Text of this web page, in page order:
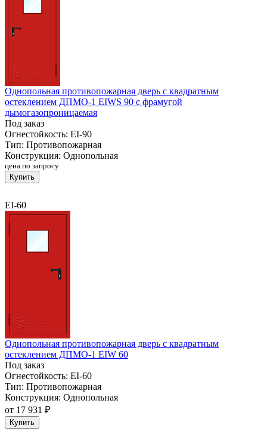
Однопольная противопожарная дверь с квадратным
остеклением ДПМО-1 EIWS 90 с фрамугой
дымогазопроницаемая
Под заказ
Огнестойкость: EI-90
Тип: Противопожарная
Конструкция: Однопольная
цена по запросу
Купить
EI-60
Однопольная противопожарная дверь с квадратным
остеклением ДПМО-1 EIW 60
Под заказ
Огнестойкость: EI-60
Тип: Противопожарная
Конструкция: Однопольная
от 17 931 ₽
Купить